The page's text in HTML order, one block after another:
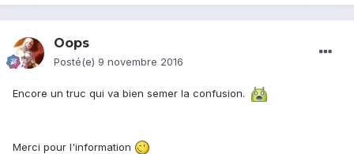
Oops
Posté(e) 9 novembre 2016
Encore un truc qui va bien semer la confusion.
Merci pour l'information